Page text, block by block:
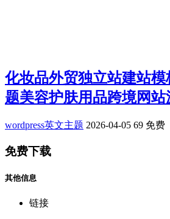
化妆品外贸独立站建站模
题美容护肤用品跨境网站
wordpress英文主题 2026-04-05 69 免费
免费下载
其他信息
链接